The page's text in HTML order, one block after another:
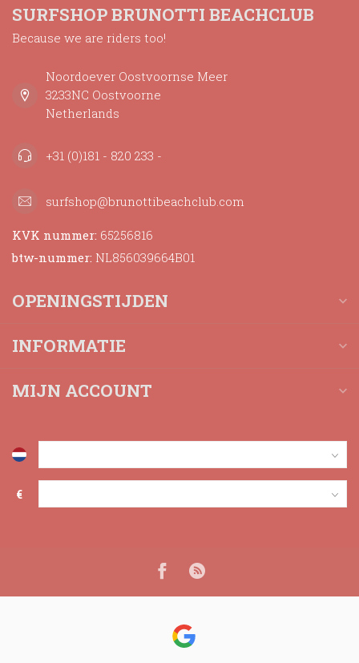
SURFSHOP BRUNOTTI BEACHCLUB
Because we are riders too!
Noordoever Oostvoornse Meer
3233NC Oostvoorne
Netherlands
+31 (0)181 - 820 233 -
surfshop@brunottibeachclub.com
KVK nummer: 65256816
btw-nummer: NL856039664B01
OPENINGSTIJDEN
INFORMATIE
MIJN ACCOUNT
€